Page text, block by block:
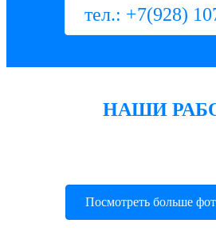
тел.: +7(928)
НАШИ
Посмотреть больше